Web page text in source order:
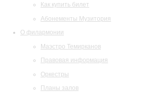
Как купить билет
Абонементы Музитория
О филармонии
Маэстро Темирканов
Правовая информация
Оркестры
Планы залов